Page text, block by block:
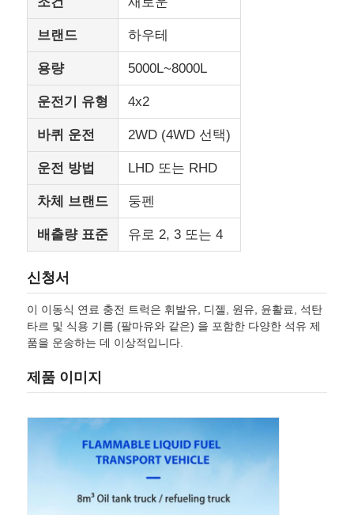
특수 차량 부품
위생 전기 삼륜자동차
화물 트럭
브랜드 하우테
용량 5000L~8000L
운전기 유형 4x2
바퀴 운전 2WD (4WD 선택)
운전 방법 LHD 또는 RHD
차체 브랜드 둥펜
배출량 표준 유로 2, 3 또는 4
신청서
이 이동식 연료 충전 트럭은 휘발유, 디젤, 원유, 윤활료, 석탄
타르 및 식용 기름 (팔마유와 같은) 을 포함한 다양한 석유 제
품을 운송하는 데 이상적입니다.
제품 이미지